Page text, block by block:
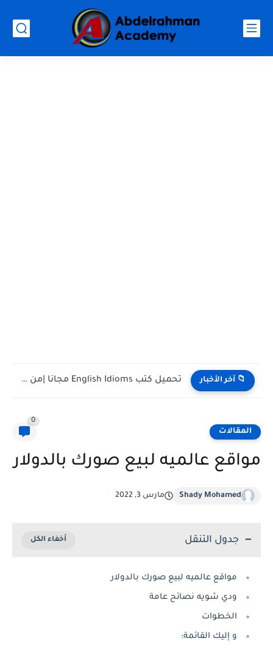
📁 آخر الأخبار تحميل كتب تدريس اللغة الإنجليزية PDF مجانا | TESOL وTEFL
المقالات
0
مواقع عالميه لبيع صورك بالدولار
Shady Mohamed مارس 3, 2022
جدول التنقل
مواقع عالميه لبيع صورك بالدولار
ودي شويه نصائح عامة
الخطوات
و إليك القائمة: